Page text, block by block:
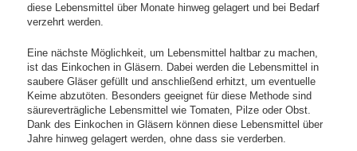
diese Lebensmittel über Monate hinweg gelagert und bei Bedarf
verzehrt werden.
Eine nächste Möglichkeit, um Lebensmittel haltbar zu machen,
ist das Einkochen in Gläsern. Dabei werden die Lebensmittel in
saubere Gläser gefüllt und anschließend erhitzt, um eventuelle
Keime abzutöten. Besonders geeignet für diese Methode sind
säureverträgliche Lebensmittel wie Tomaten, Pilze oder Obst.
Dank des Einkochen in Gläsern können diese Lebensmittel über
Jahre hinweg gelagert werden, ohne dass sie verderben.